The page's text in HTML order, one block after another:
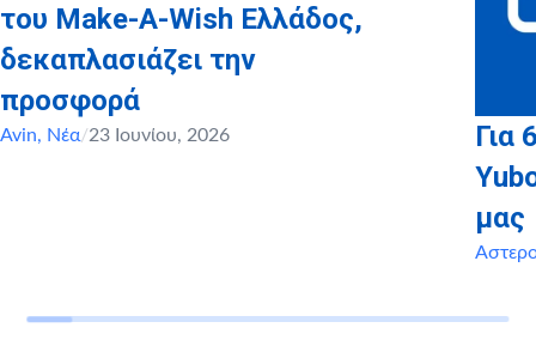
του Make-A-Wish Ελλάδος,
δεκαπλασιάζει την
προσφορά
Avin, Νέα/23 Ιουνίου, 2026
Για
μας